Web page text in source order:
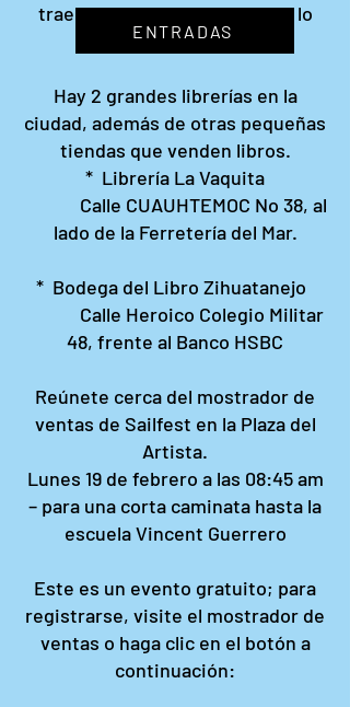
traer un libro para donarlo, te lo
agradeceríamos.
Hay 2 grandes librerías en la
ciudad, además de otras pequeñas
tiendas que venden libros.
* Librería La Vaquita
Calle CUAUHTEMOC No 38, al
lado de la Ferretería del Mar.
* Bodega del Libro Zihuatanejo
Calle Heroico Colegio Militar
48, frente al Banco HSBC
Reúnete cerca del mostrador de
ventas de Sailfest en la Plaza del
Artista.
Lunes 19 de febrero a las 08:45 am
– para una corta caminata hasta la
escuela Vincent Guerrero
Este es un evento gratuito; para
registrarse, visite el mostrador de
ventas o haga clic en el botón a
continuación:
ENTRADAS